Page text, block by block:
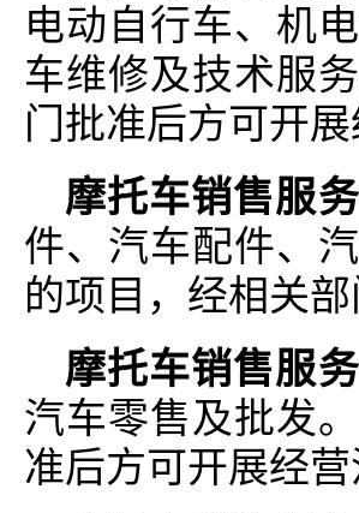
电动自行车、机
车维修及技术服
门批准后方可开
摩托车销售服
件、汽车配件、
的项目，经相关
摩托车销售服
汽车零售及批发
准后方可开展经营